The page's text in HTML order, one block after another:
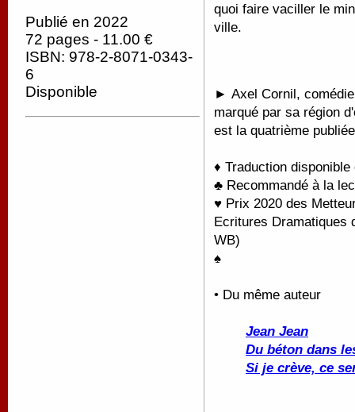
Publié en 2022
72 pages - 11.00 €
ISBN: 978-2-8071-0343-
6
Disponible
quoi faire vaciller le
ville.
► Axel Cornil,
marqué par sa région
est la quatrième
♦ Traduction
♣ Recommandé à la
♥ Prix 2020 des
Ecritures Dramatiques
WB)
♠
• Du même auteur
Jean Jean
Du béton dans
Si je crève, ce